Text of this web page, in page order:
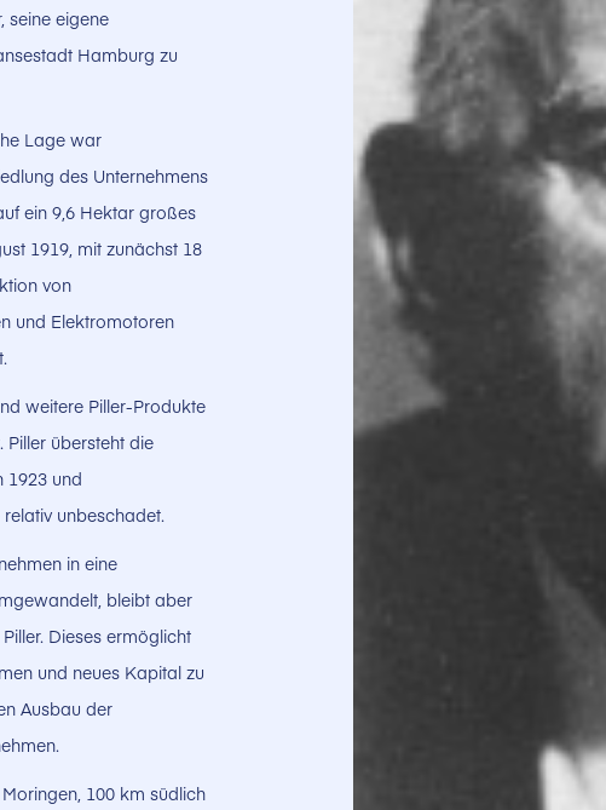
seine eigene
Hamburg zu
Lage war
des Unternehmens
ein 9,6 Hektar großes
1919, mit zunächst 18
von
und Elektromotoren
weitere Piller-Produkte
übersteht die
1923 und
unbeschadet.
in eine
bleibt aber
Dieses ermöglicht
und neues Kapital zu
Ausbau der
100 km südlich